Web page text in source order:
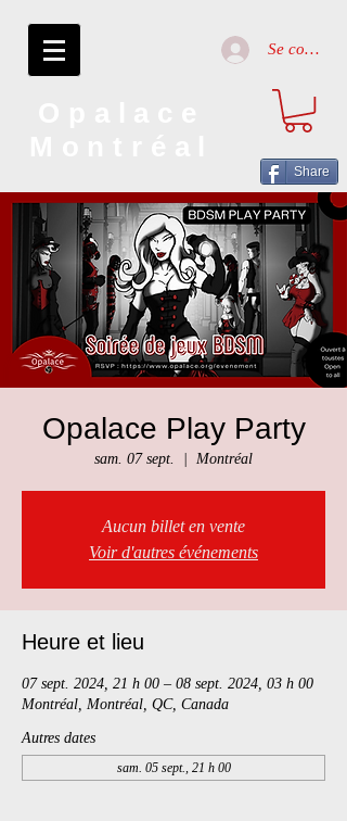
Se connecter
Share
Opalace Play Party
sam. 07 sept. Montréal
Aucun billet en vente
Voir d'autres événements
Heure et lieu
07 sept. 2024, 21 h 00 – 08 sept. 2024, 03 h 00
Montréal, Montréal, QC, Canada
Autres dates
sam. 05 sept., 21 h 00